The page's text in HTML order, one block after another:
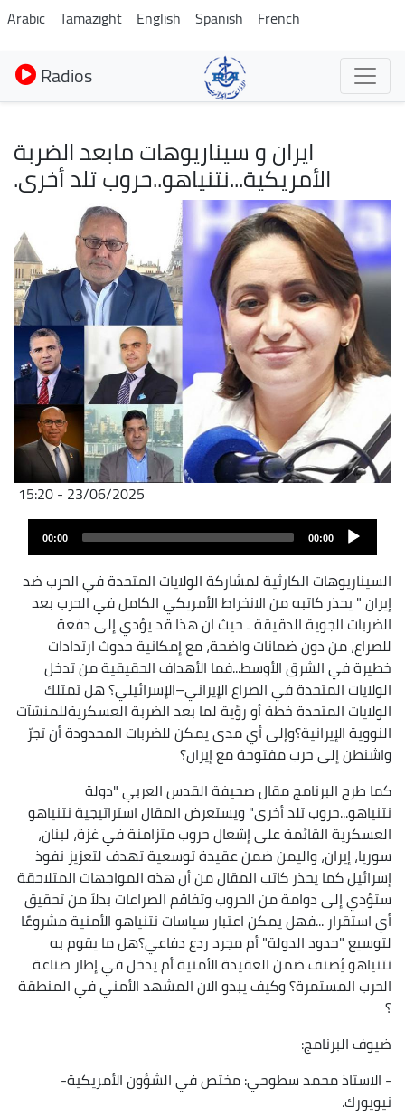
Aller
au
contenu
principal
Arabic Tamazight English Spanish French
Radios
ايران و سيناريوهات مابعد الضربة
الأمريكية...نتنياهو..حروب تلد أخرى.
Image
23/06/2025 - 15:20
Fichier
audio
00:00
00:00
السيناريوهات الكارثية لمشاركة الولايات المتحدة في الحرب ضد
إيران " يحذر كاتبه من الانخراط الأمريكي الكامل في الحرب بعد
الضربات الجوية الدقيقة ـ حيث ان هذا قد يؤدي إلى دفعة
للصراع، من دون ضمانات واضحة، مع إمكانية حدوث ارتدادات
خطيرة في الشرق الأوسط...فما الأهداف الحقيقية من تدخل
الولايات المتحدة في الصراع الإيراني–الإسرائيلي؟ هل تمتلك
الولايات المتحدة خطة أو رؤية لما بعد الضربة العسكريةللمنشآت
النووية الإيرانية؟وإلى أي مدى يمكن للضربات المحدودة أن تجرّ
واشنطن إلى حرب مفتوحة مع إيران؟
كما طرح البرنامج مقال صحيفة القدس العربي "دولة
نتنياهو...حروب تلد أخرى" ويستعرض المقال استراتيجية نتنياهو
العسكرية القائمة على إشعال حروب متزامنة في غزة، لبنان،
سوريا، إيران، واليمن ضمن عقيدة توسعية تهدف لتعزيز نفوذ
إسرائيل كما يحذر كاتب المقال من أن هذه المواجهات المتلاحقة
ستؤدي إلى دوامة من الحروب وتفاقم الصراعات بدلاً من تحقيق
أي استقرار ...فهل يمكن اعتبار سياسات نتنياهو الأمنية مشروعًا
لتوسيع "حدود الدولة" أم مجرد ردع دفاعي؟هل ما يقوم به
نتنياهو يُصنف ضمن العقيدة الأمنية أم يدخل في إطار صناعة
الحرب المستمرة؟ وكيف يبدو الان المشهد الأمني في المنطقة
؟
ضيوف البرنامج:
- الاستاذ محمد سطوحي: مختص في الشؤون الأمريكية-
نيويورك.